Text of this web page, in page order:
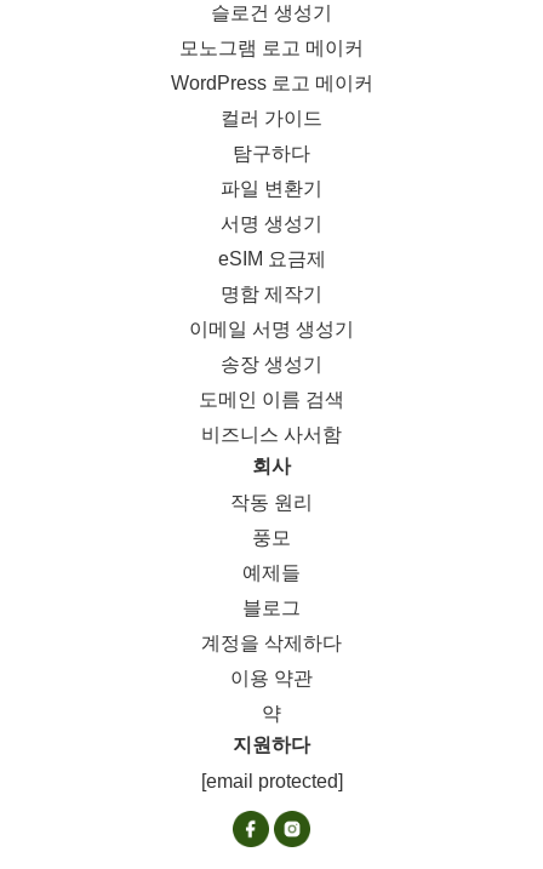
슬로건 생성기
모노그램 로고 메이커
WordPress 로고 메이커
컬러 가이드
탐구하다
파일 변환기
서명 생성기
eSIM 요금제
명함 제작기
이메일 서명 생성기
송장 생성기
도메인 이름 검색
비즈니스 사서함
회사
작동 원리
풍모
예제들
블로그
계정을 삭제하다
이용 약관
약
지원하다
[email protected]